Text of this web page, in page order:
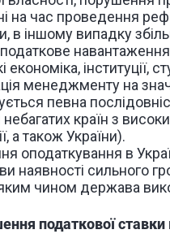
на час проведення
в іншому випадку
податкове
економіка, інституції,
менеджменту на
певна
країн з
а також України).
оподаткування в
наявності сильного
яким чином держава
податкової